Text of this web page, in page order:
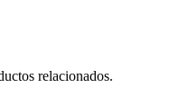
relacionados.